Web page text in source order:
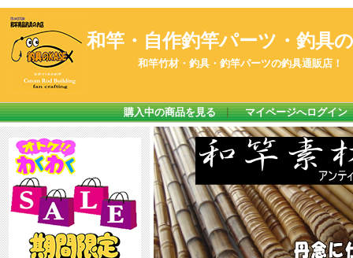
和竿・自作釣竿パーツ・釣具の
和竿竹材・釣具・釣竿パーツの釣具通販店！
購入中の商品を見る｜ マイページへログイン